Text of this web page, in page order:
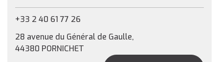
+33 2 40 61 77 26
28 avenue du Général de Gaulle,
44380 PORNICHET